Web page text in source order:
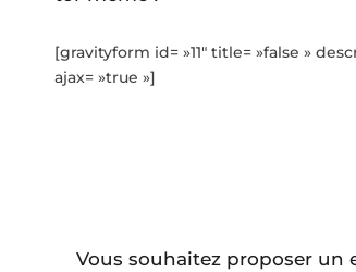
[gravityform id= »11″ title= »false »
ajax= »true »]
Vous souhaitez proposer un